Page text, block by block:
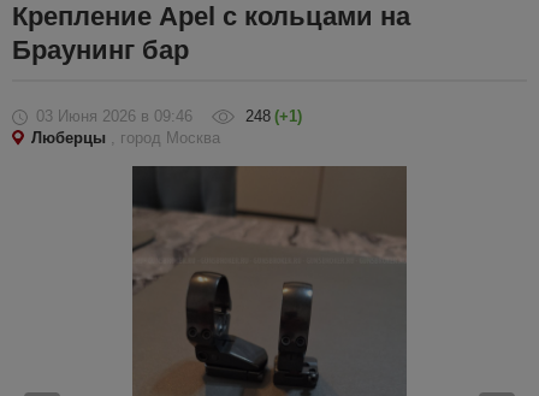
Крепление Apel с кольцами на
Браунинг бар
03 Июня 2026 в 09:46 248 (+1)
Люберцы , город Москва